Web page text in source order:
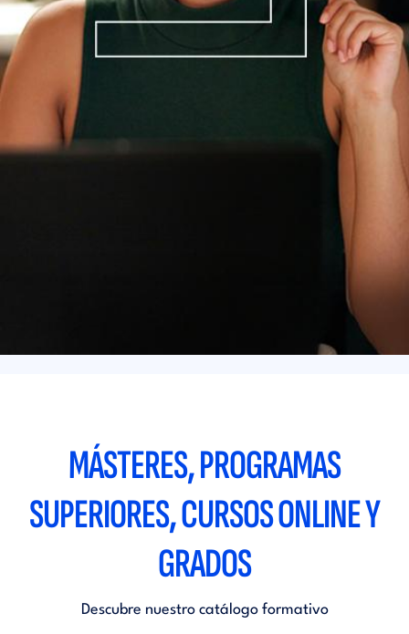
MÁSTERES, PROGRAMAS
SUPERIORES, CURSOS ONLINE Y
GRADOS
Descubre nuestro catálogo formativo